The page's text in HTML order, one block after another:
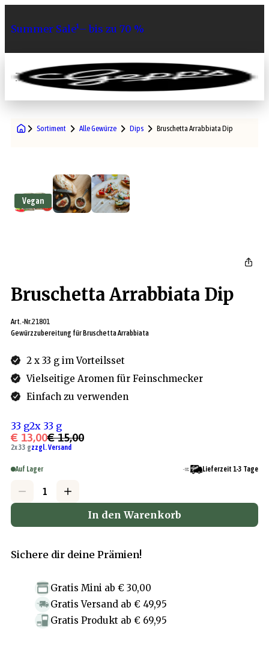
Summer Sale¹– bis zu 70 %
0
Sortiment Alle Gewürze Dips Bruschetta Arrabbiata Dip
Vegan
Bruschetta Arrabbiata Dip
Art.-Nr.21801
Gewürzzubereitung für Bruschetta Arrabbiata
2 x 33 g im Vorteilsset
Vielseitige Aromen für Feinschmecker
Einfach zu verwenden
33 g2x 33 g
€ 13,00€ 15,00
2x 33 gzzgl. Versand
Auf Lager Lieferzeit 1-3 Tage
In den Warenkorb
Sichere dir deine Prämien!
Gratis Mini ab € 30,00
Gratis Versand ab € 49,95
Gratis Produkt ab € 69,95